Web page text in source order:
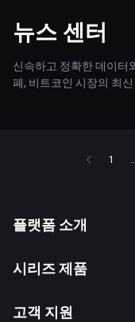
뉴스 센터
신속하고 정확한 데이터
폐, 비트코인 시장의 최
1
플랫폼 소개
시리즈 제품
고객 지원